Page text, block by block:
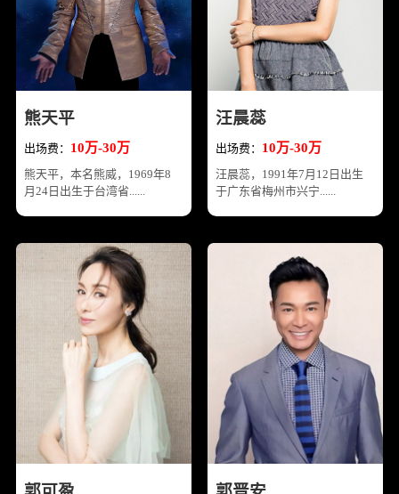
熊天平
出场费： 10万-30万
熊天平，本名熊威，1969年8
月24日出生于台湾省......
汪晨蕊
出场费： 10万-30万
汪晨蕊，1991年7月12日出生
于广东省梅州市兴宁......